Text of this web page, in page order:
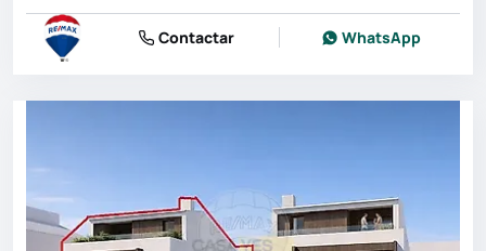
Contactar WhatsApp